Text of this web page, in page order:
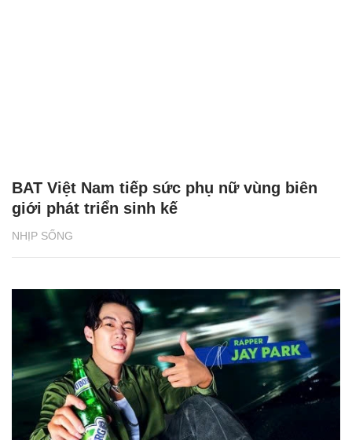
NHỊP SỐNG
BAT Việt Nam tiếp sức phụ nữ vùng biên
giới phát triển sinh kế